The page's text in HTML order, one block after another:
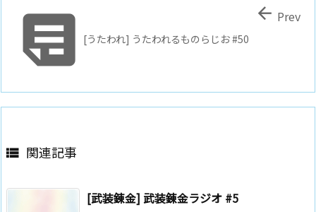
[うたわれ] うたわれるものらじお #50
 Prev
 関連記事
[武装錬金] 武装錬金ラジオ #5